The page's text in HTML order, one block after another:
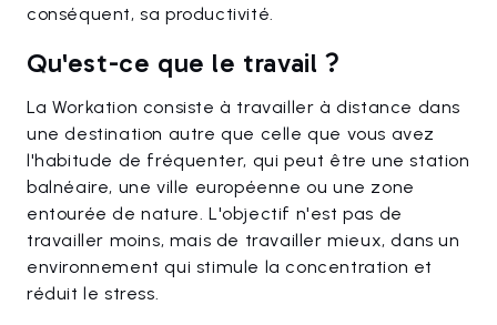
conséquent, sa productivité.
Qu'est-ce que le travail ?
La Workation consiste à travailler à distance dans
une destination autre que celle que vous avez
l'habitude de fréquenter, qui peut être une station
balnéaire, une ville européenne ou une zone
entourée de nature. L'objectif n'est pas de
travailler moins, mais de travailler mieux, dans un
environnement qui stimule la concentration et
réduit le stress.